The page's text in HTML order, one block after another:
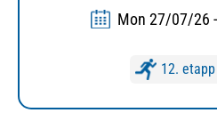
Mon 27/07/26
12.